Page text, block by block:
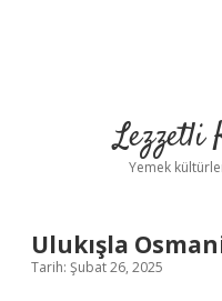
Lezzetli
Yemek
Ulukışla
Tarih: Şubat 26, 2025